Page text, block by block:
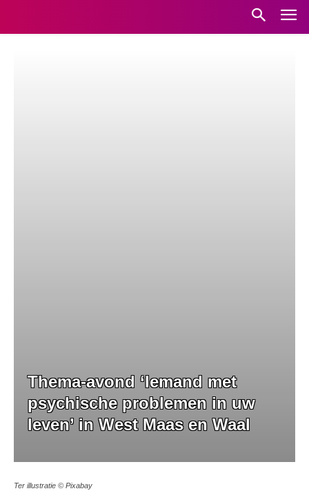
Thema-avond ‘Iemand met
psychische problemen in uw
leven’ in West Maas en Waal
Ter illustratie © Pixabay